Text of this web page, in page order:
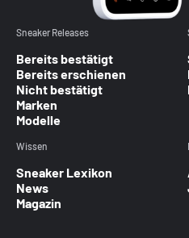
Sneaker Releases
Bereits bestätigt
Bereits erschienen
Nicht bestätigt
Marken
Modelle
Wissen
Sneaker Lexikon
News
Magazin